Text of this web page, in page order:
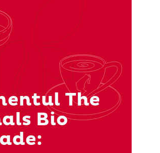
The
Bio
de înaltă calitate, cu
Bio Fairtrade